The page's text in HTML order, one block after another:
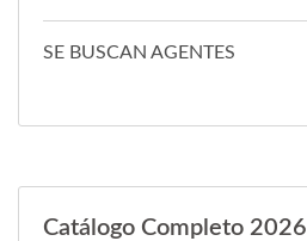
SE BUSCAN AGENTES
Catálogo Completo 2026